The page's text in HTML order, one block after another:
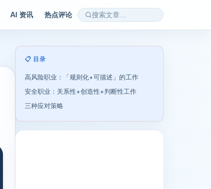
AI 资讯 热点评论
📋 目录
高风险职业：「规则化+可描述」的工作
安全职业：关系性+创造性+判断性工作
三种应对策略